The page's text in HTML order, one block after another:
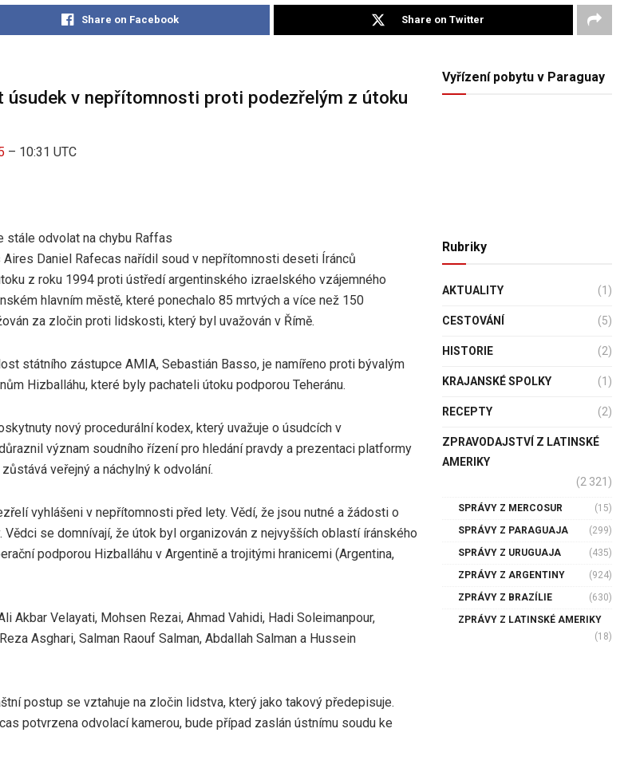
Share on Facebook Share on Twitter
úsudek v nepřítomnosti proti podezřelým z útoku
– 10:31 UTC
stále odvolat na chybu Raffas
Daniel Rafecas nařídil soud v nepřítomnosti deseti Íránců
z roku 1994 proti ústředí argentinského izraelského vzájemného
hlavním městě, které ponechalo 85 mrtvých a více než 150
za zločin proti lidskosti, který byl uvažován v Římě.
státního zástupce AMIA, Sebastián Basso, je namířeno proti bývalým
Hizballáhu, které byly pachateli útoku podporou Teheránu.
nový procedurální kodex, který uvažuje o úsudcích v
význam soudního řízení pro hledání pravdy a prezentaci platformy
veřejný a náchylný k odvolání.
vyhlášeni v nepřítomnosti před lety. Vědí, že jsou nutné a žádosti o
Vědci se domnívají, že útok byl organizován z nejvyšších oblastí íránského
podporou Hizballáhu v Argentině a trojitými hranicemi (Argentina,
Akbar Velayati, Mohsen Rezai, Ahmad Vahidi, Hadi Soleimanpour,
Asghari, Salman Raouf Salman, Abdallah Salman a Hussein
postup se vztahuje na zločin lidstva, který jako takový předepisuje.
potvrzena odvolací kamerou, bude případ zaslán ústnímu soudu ke
Vyřízení pobytu v Paraguay
Rubriky
AKTUALITY (1)
CESTOVÁNÍ (5)
HISTORIE (2)
KRAJANSKÉ SPOLKY (1)
RECEPTY (2)
ZPRAVODAJSTVÍ Z LATINSKÉ
AMERIKY
(2 321)
SPRÁVY Z MERCOSUR
(15)
SPRÁVY Z PARAGUAJA
(299)
SPRÁVY Z URUGUAJA
(435)
ZPRÁVY Z ARGENTINY
(924)
ZPRÁVY Z BRAZÍLIE
(630)
ZPRÁVY Z LATINSKÉ AMERIKY
(18)